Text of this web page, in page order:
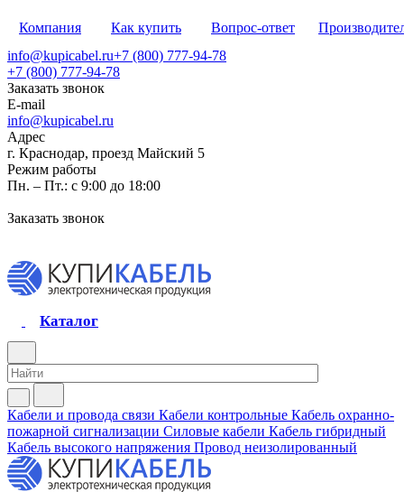
Компания Как купить Вопрос-ответ
info@kupicabel.ru+7 (800) 777-94-78
+7 (800) 777-94-78
Заказать звонок
E-mail
info@kupicabel.ru
Адрес
г. Краснодар, проезд Майский 5
Режим работы
Пн. – Пт.: с 9:00 до 18:00
Заказать звонок
Каталог
Кабели и провода связи Кабели контрольные Кабель охранно-
пожарной сигнализации Силовые кабели Кабель гибридный
Кабель высокого напряжения Провод неизолированный